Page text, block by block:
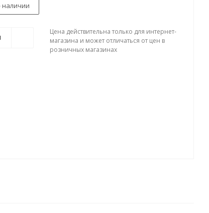
Цена действительна только для интернет-
магазина и может отличаться от цен в
розничных магазинах